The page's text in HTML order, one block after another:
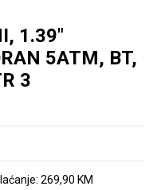
1.39"
5ATM, BT,
3
269,90 KM